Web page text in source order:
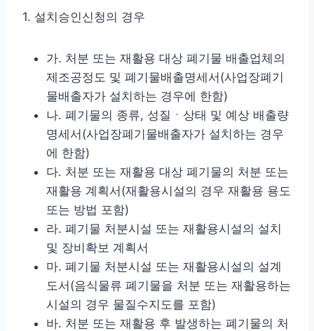
1. 설치승인신청의 경우
가. 처분 또는 재활용 대상 폐기물 배출업체의
제조공정도 및 폐기물배출명세서(사업장폐기
물배출자가 설치하는 경우에 한함)
나. 폐기물의 종류, 성질ㆍ상태 및 예상 배출량
명세서(사업장폐기물배출자가 설치하는 경우
에 한함)
다. 처분 또는 재활용 대상 폐기물의 처분 또는
재활용 계획서(재활용시설의 경우 재활용 용도
또는 방법 포함)
라. 폐기물 처분시설 또는 재활용시설의 설치
및 장비확보 계획서
마. 폐기물 처분시설 또는 재활용시설의 설계
도서(음식물류 폐기물을 처분 또는 재활용하는
시설의 경우 물질수지도를 포함)
바. 처분 또는 재활용 후 발생하는 폐기물의 처